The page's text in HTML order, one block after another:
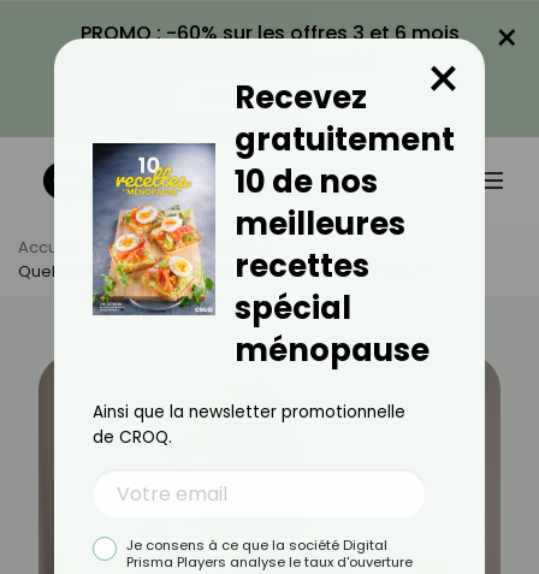
PROMO : -60% sur les offres 3 et 6 mois
VOIR LA PROMO
×
Accueil Actus
Bien-Être
Quels Sont Les Effets De La Ménopause Sur La Peau ?
Recevez
gratuitement
10 de nos
meilleures
recettes
spécial
ménopause
×
Ainsi que la newsletter promotionnelle
de CROQ.
Je consens à ce que la société Digital
Prisma Players analyse le taux d'ouverture